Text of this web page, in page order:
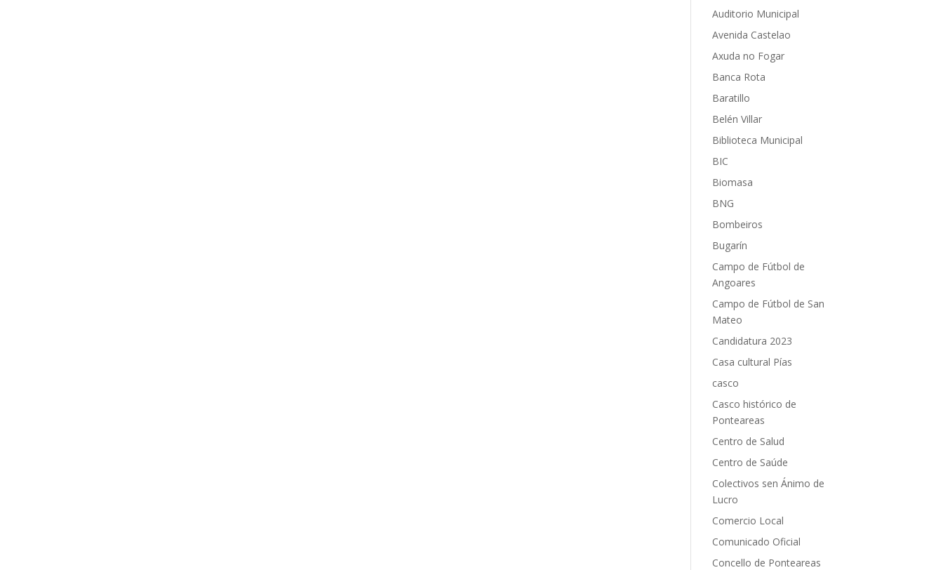
Auditorio Municipal
Avenida Castelao
Axuda no Fogar
Banca Rota
Baratillo
Belén Villar
Biblioteca Municipal
BIC
Biomasa
BNG
Bombeiros
Bugarín
Campo de Fútbol de
Angoares
Campo de Fútbol de San
Mateo
Candidatura 2023
Casa cultural Pías
casco
Casco histórico de
Ponteareas
Centro de Salud
Centro de Saúde
Colectivos sen Ánimo de
Lucro
Comercio Local
Comunicado Oficial
Concello de Ponteareas